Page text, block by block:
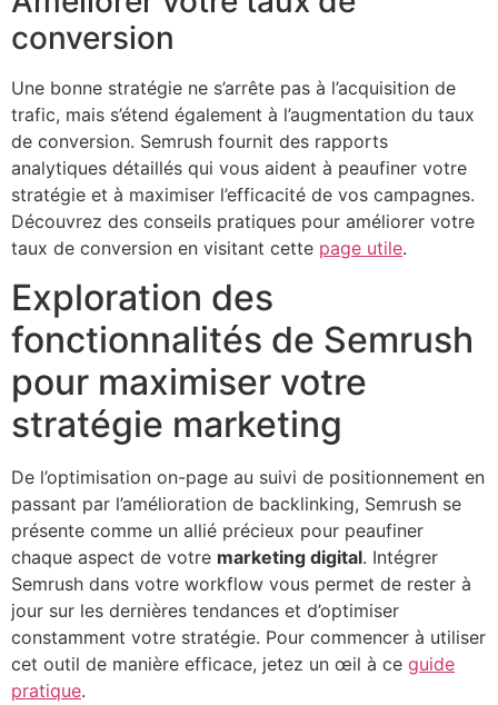
conversion
Une bonne stratégie ne s’arrête pas à l’acquisition de
trafic, mais s’étend également à l’augmentation du taux
de conversion. Semrush fournit des rapports
analytiques détaillés qui vous aident à peaufiner votre
stratégie et à maximiser l’efficacité de vos campagnes.
Découvrez des conseils pratiques pour améliorer votre
taux de conversion en visitant cette page utile.
Exploration des
fonctionnalités de Semrush
pour maximiser votre
stratégie marketing
De l’optimisation on-page au suivi de positionnement en
passant par l’amélioration de backlinking, Semrush se
présente comme un allié précieux pour peaufiner
chaque aspect de votre marketing digital. Intégrer
Semrush dans votre workflow vous permet de rester à
jour sur les dernières tendances et d’optimiser
constamment votre stratégie. Pour commencer à utiliser
cet outil de manière efficace, jetez un œil à ce guide
pratique.